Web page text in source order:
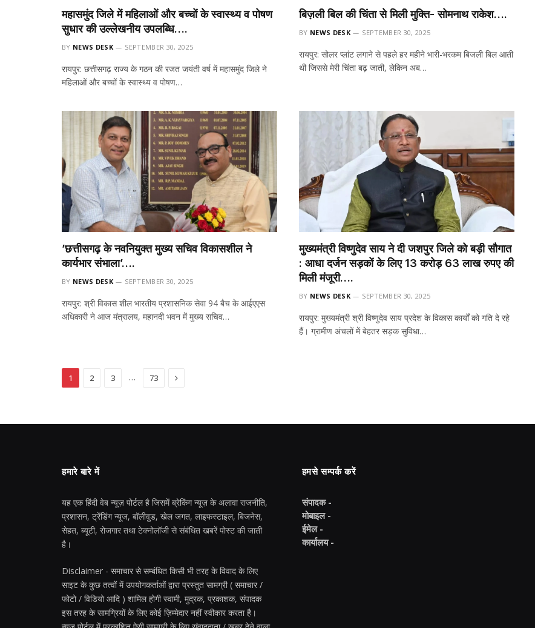
महासमुंद जिले में महिलाओं और बच्चों के स्वास्थ्य व पोषण
सुधार की उल्लेखनीय उपलब्धि….
BY NEWS DESK SEPTEMBER 30, 2025
रायपुर: छत्तीसगढ़ राज्य के गठन की रजत जयंती वर्ष में महासमुंद जिले ने
महिलाओं और बच्चों के स्वास्थ्य व पोषण…
बिज़ली बिल की चिंता से मिली मुक्ति- सोमनाथ राकेश….
BY NEWS DESK SEPTEMBER 30, 2025
रायपुर: सोलर प्लांट लगाने से पहले हर महीने भारी-भरकम बिजली बिल आती
थी जिससे मेरी चिंता बढ़ जाती, लेकिन अब…
’छत्तीसगढ़ के नवनियुक्त मुख्य सचिव विकासशील ने
कार्यभार संभाला’….
BY NEWS DESK SEPTEMBER 30, 2025
रायपुर: श्री विकास शील भारतीय प्रशासनिक सेवा 94 बैच के आईएएस
अधिकारी ने आज मंत्रालय, महानदी भवन में मुख्य सचिव…
मुख्यमंत्री विष्णुदेव साय ने दी जशपुर जिले को बड़ी सौगात
: आधा दर्जन सड़कों के लिए 13 करोड़ 63 लाख रुपए की
मिली मंजूरी….
BY NEWS DESK SEPTEMBER 30, 2025
रायपुर: मुख्यमंत्री श्री विष्णुदेव साय प्रदेश के विकास कार्यों को गति दे रहे
हैं। ग्रामीण अंचलों में बेहतर सड़क सुविधा…
1 2 3 … 73 Next
हमारे बारे में
यह एक हिंदी वेब न्यूज़ पोर्टल है जिसमें ब्रेकिंग न्यूज़ के अलावा राजनीति,
प्रशासन, ट्रेंडिंग न्यूज, बॉलीवुड, खेल जगत, लाइफस्टाइल, बिजनेस,
सेहत, ब्यूटी, रोजगार तथा टेक्नोलॉजी से संबंधित खबरें पोस्ट की जाती
है।
Disclaimer - समाचार से सम्बंधित किसी भी तरह के विवाद के लिए
साइट के कुछ तत्वों में उपयोगकर्ताओं द्वारा प्रस्तुत सामग्री ( समाचार /
फोटो / विडियो आदि ) शामिल होगी स्वामी, मुद्रक, प्रकाशक, संपादक
इस तरह के सामग्रियों के लिए कोई ज़िम्मेदार नहीं स्वीकार करता है।
हमसे सम्पर्क करें
संपादक -
मोबाइल -
ईमेल -
कार्यालय -